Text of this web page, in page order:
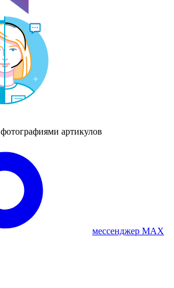
артикулов
мессенджер MAX